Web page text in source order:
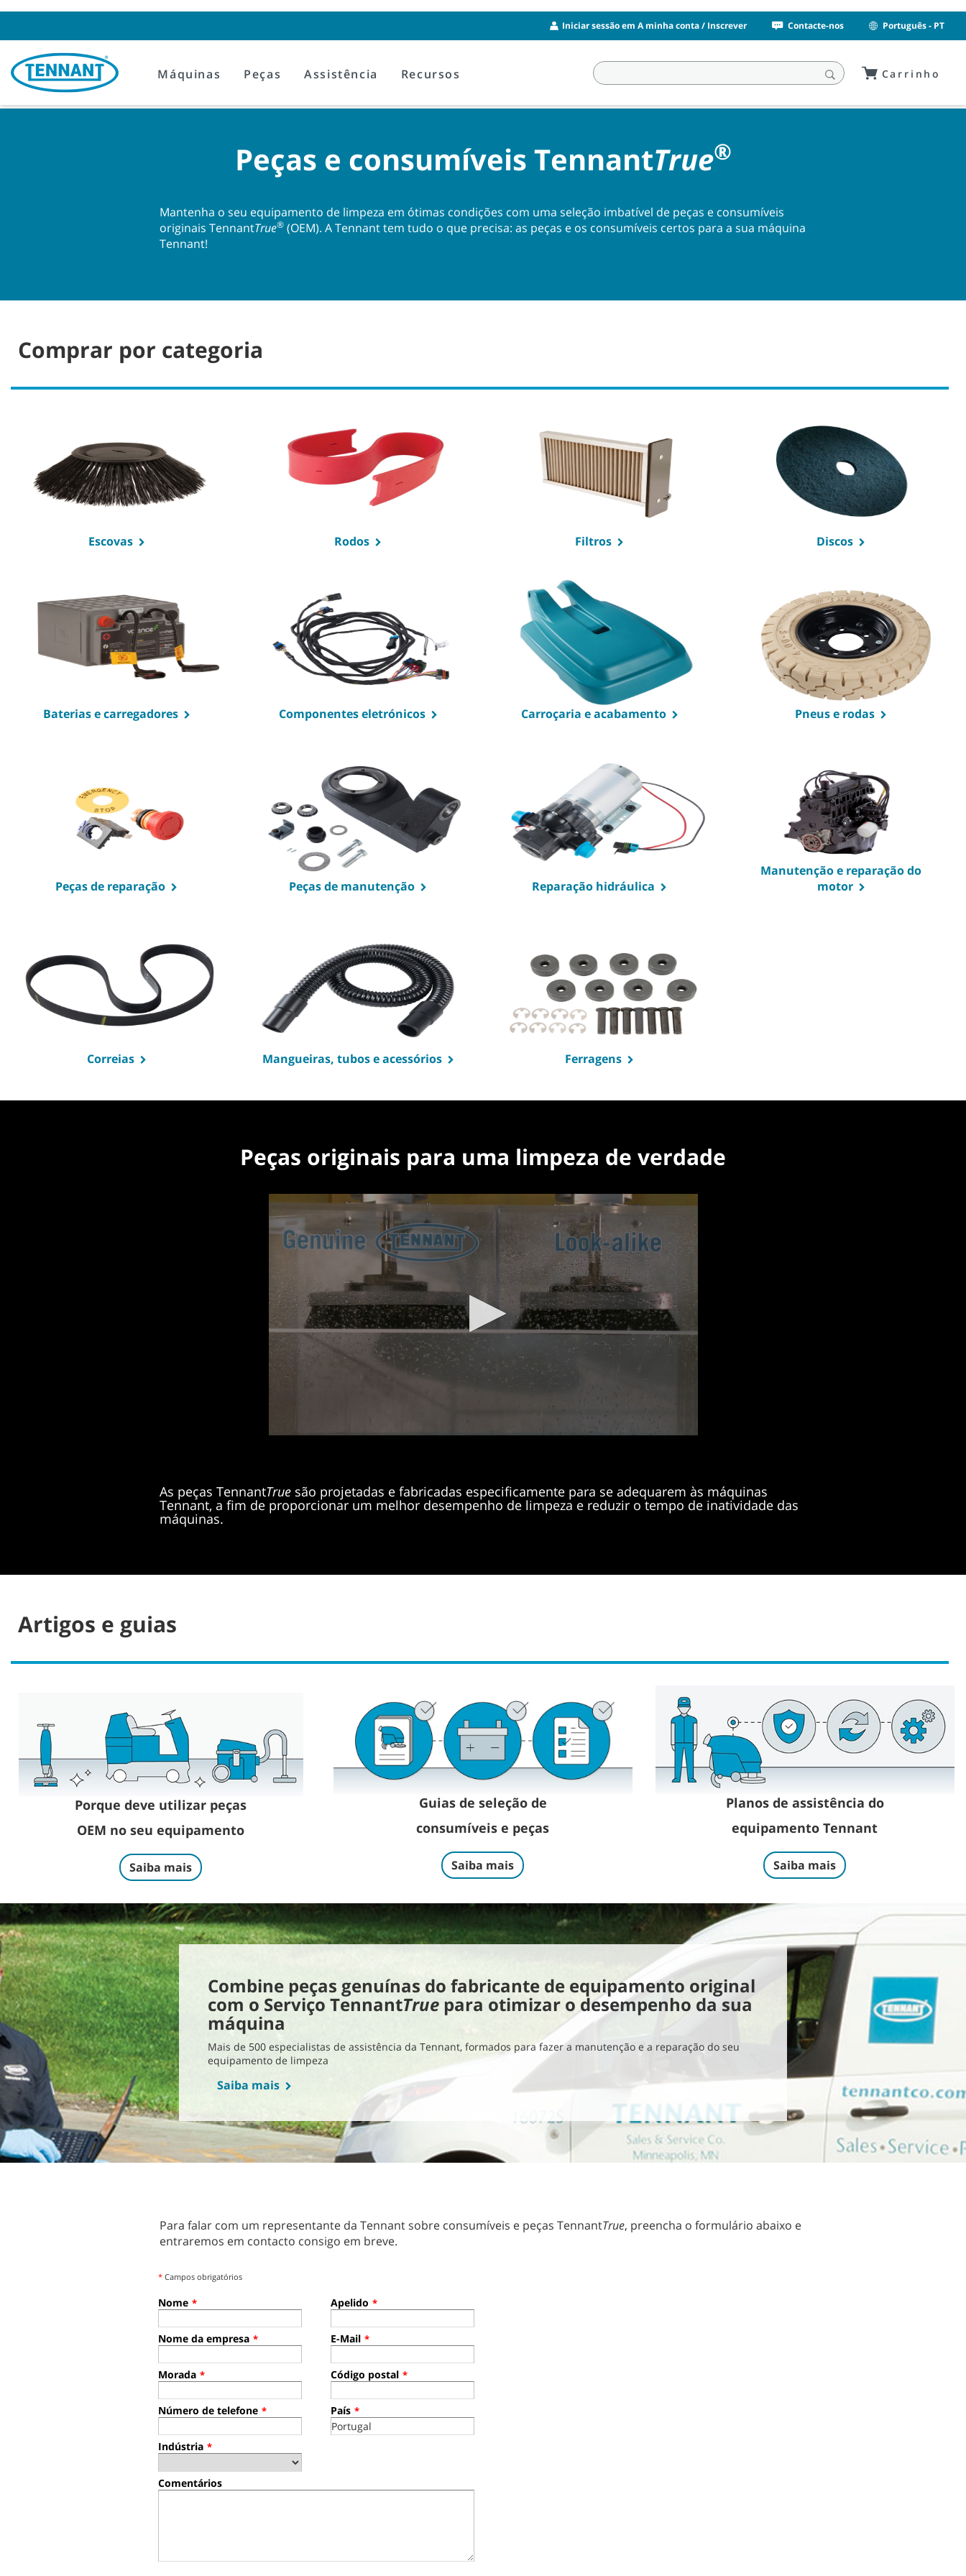
Iniciar sessão em A minha conta / Inscrever Contacte-nos Português - PT
Máquinas Peças Assistência Recursos Carrinho
Peças e consumíveis TennantTrue®
Mantenha o seu equipamento de limpeza em ótimas condições com uma seleção imbatível de peças e consumíveis
originais TennantTrue® (OEM). A Tennant tem tudo o que precisa: as peças e os consumíveis certos para a sua máquina
Tennant!
Comprar por categoria
Escovas Rodos Filtros Discos
Baterias e carregadores Componentes eletrónicos Carroçaria e acabamento Pneus e rodas
Peças de reparação Peças de manutenção Reparação hidráulica
Manutenção e reparação do
motor
Correias Mangueiras, tubos e acessórios Ferragens
Peças originais para uma limpeza de verdade
As peças TennantTrue são projetadas e fabricadas especificamente para se adequarem às máquinas
Tennant, a fim de proporcionar um melhor desempenho de limpeza e reduzir o tempo de inatividade das
máquinas.
Artigos e guias
Porque deve utilizar peças
OEM no seu equipamento
Saiba mais
Guias de seleção de
consumíveis e peças
Saiba mais
Planos de assistência do
equipamento Tennant
Saiba mais
Combine peças genuínas do fabricante de equipamento original
com o Serviço TennantTrue para otimizar o desempenho da sua
máquina
Mais de 500 especialistas de assistência da Tennant, formados para fazer a manutenção e a reparação do seu
equipamento de limpeza
Saiba mais
Para falar com um representante da Tennant sobre consumíveis e peças TennantTrue, preencha o formulário abaixo e
entraremos em contacto consigo em breve.
* Campos obrigatórios
Nome * Apelido *
Nome da empresa * E-Mail *
Morada * Código postal *
Número de telefone * País *
Indústria *
Comentários